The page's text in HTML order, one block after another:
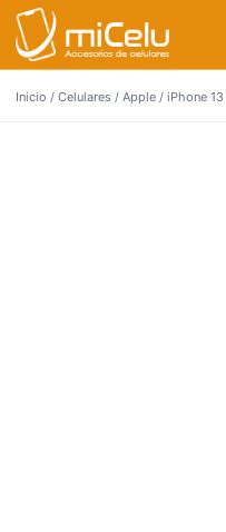
Inicio / Celulares / Apple / iPhone 13